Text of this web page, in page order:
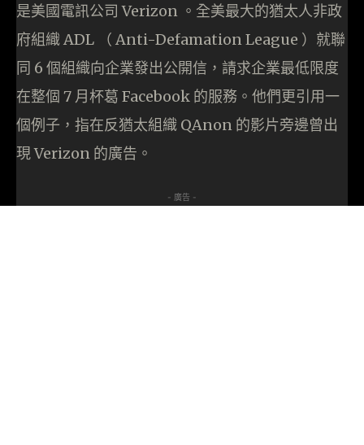
是美國電訊公司 Verizon 。全美最大的猶太人非政
府組織 ADL （ Anti-Defamation League ）就聯
同 6 個組織向企業發出公開信，請求企業最低限度
在整個 7 月杯葛 Facebook 的服務。他們更引用一
個例子，指在反猶太組織 QAnon 的影片旁邊曾出
現 Verizon 的廣告。
- 廣告 -